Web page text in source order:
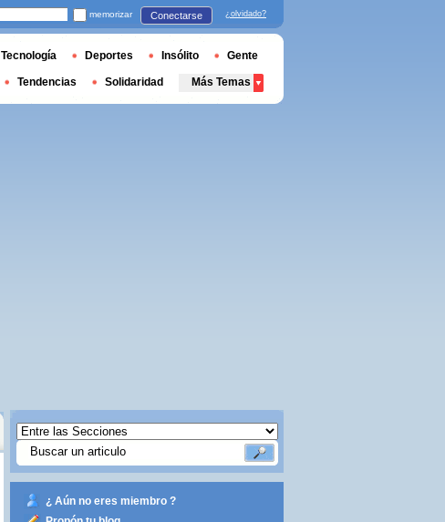
¿ Aún no eres miembro ?
memorizar Conectarse ¿olvidado?
Tecnología Deportes Insólito Gente
Tendencias Solidaridad Más Temas